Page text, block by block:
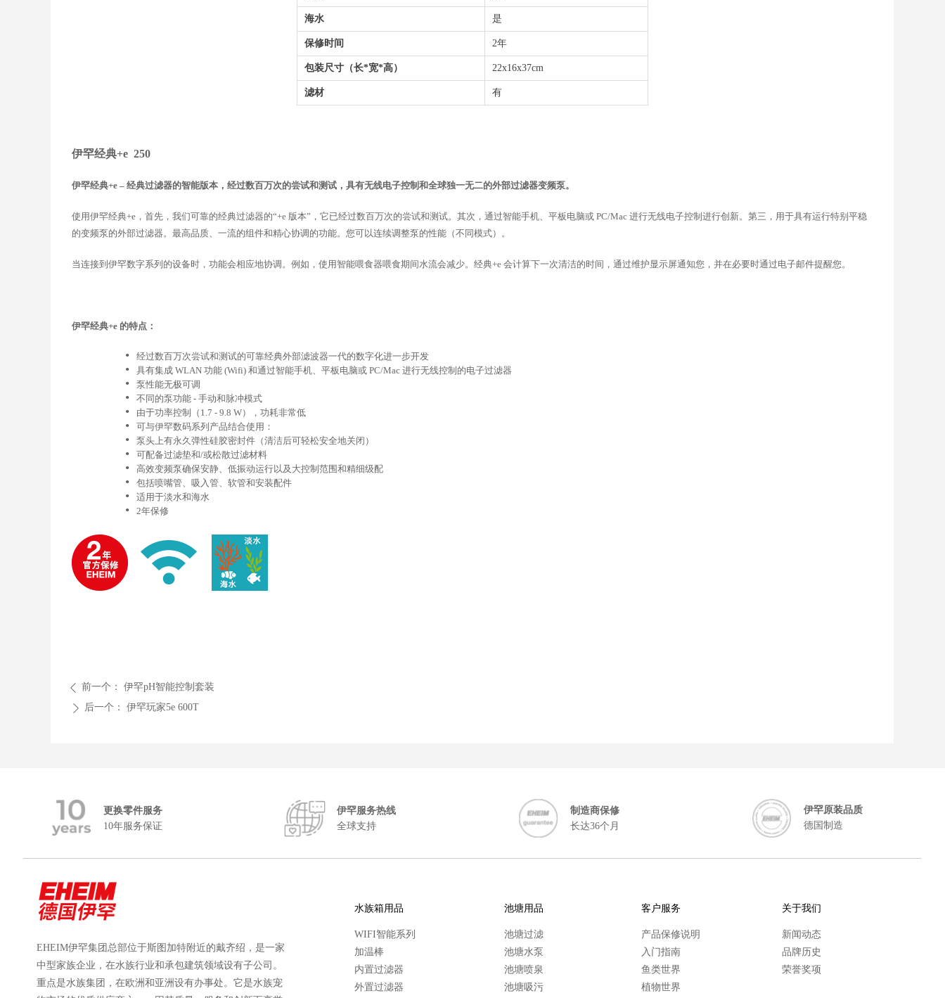
海水 是
保修时间 2年
包装尺寸（长*宽*高） 22x16x37cm
滤材 有
伊罕经典+e 250
伊罕经典+e – 经典过滤器的智能版本，经过数百万次的尝试和测试，具有无线电子控制和全球独一无二的外部过滤器变频泵。
使用伊罕经典+e，首先，我们可靠的经典过滤器的“+e 版本”，它已经过数百万次的尝试和测试。其次，通过智能手机、平板电脑或 PC/Mac 进行无线电子控制进行创新。第三，用于具有运行特别平稳
的变频泵的外部过滤器。最高品质、一流的组件和精心协调的功能。您可以连续调整泵的性能（不同模式）。
当连接到伊罕数字系列的设备时，功能会相应地协调。例如，使用智能喂食器喂食期间水流会减少。经典+e 会计算下一次清洁的时间，通过维护显示屏通知您，并在必要时通过电子邮件提醒您。
伊罕经典+e 的特点：
• 经过数百万次尝试和测试的可靠经典外部滤波器一代的数字化进一步开发
• 具有集成 WLAN 功能 (Wifi) 和通过智能手机、平板电脑或 PC/Mac 进行无线控制的电子过滤器
• 泵性能无极可调
• 不同的泵功能 - 手动和脉冲模式
• 由于功率控制（1.7 - 9.8 W），功耗非常低
• 可与伊罕数码系列产品结合使用：
• 泵头上有永久弹性硅胶密封件（清洁后可轻松安全地关闭）
• 可配备过滤垫和/或松散过滤材料
• 高效变频泵确保安静、低振动运行以及大控制范围和精细级配
• 包括喷嘴管、吸入管、软管和安装配件
• 适用于淡水和海水
• 2年保修
ꄴ 前一个： 伊罕pH智能控制套装
ꄲ 后一个： 伊罕玩家5e 600T
更换零件服务
10年服务保证
伊罕服务热线
全球支持
制造商保修
长达36个月
伊罕原装品质
德国制造
EHEIM伊罕集团总部位于斯图加特附近的戴齐绍，是一家
中型家族企业，在水族行业和承包建筑领域设有子公司。
重点是水族集团，在欧洲和亚洲设有办事处。它是水族宠
水族箱用品
WIFI智能系列
加温棒
内置过滤器
外置过滤器
池塘用品
池塘过滤
池塘水泵
池塘喷泉
池塘吸污
客户服务
产品保修说明
入门指南
鱼类世界
植物世界
关于我们
新闻动态
品牌历史
荣誉奖项